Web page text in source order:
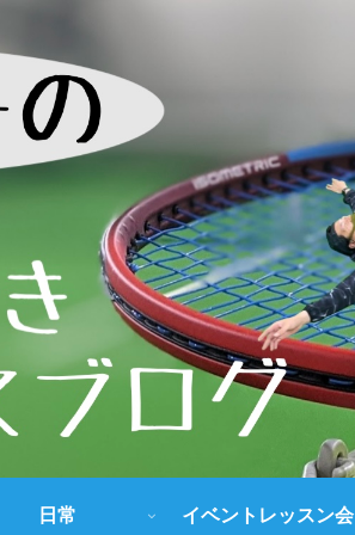
日常 イベントレッスン会